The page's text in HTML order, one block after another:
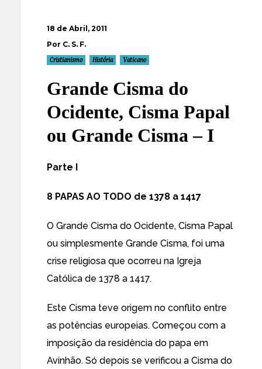
18 de Abril, 2011
Por C. S. F.
Cristianismo História Vaticano
Grande Cisma do
Ocidente, Cisma Papal
ou Grande Cisma – I
Parte I
8 PAPAS AO TODO de 1378 a 1417
O Grande Cisma do Ocidente, Cisma Papal
ou simplesmente Grande Cisma, foi uma
crise religiosa que ocorreu na Igreja
Católica de 1378 a 1417.
Este Cisma teve origem no conflito entre
as potências europeias. Começou com a
imposição da residência do papa em
Avinhão. Só depois se verificou a Cisma do